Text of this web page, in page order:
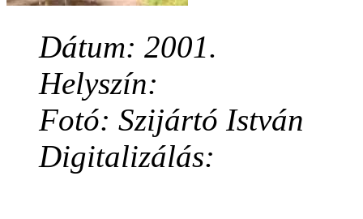
Dátum: 2001.
Helyszín:
Fotó: Szijártó István
Digitalizálás: